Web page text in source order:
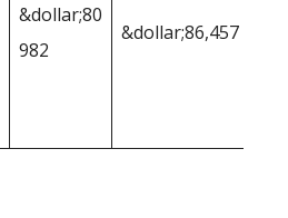
&dollar;80
982
&dollar;86,457